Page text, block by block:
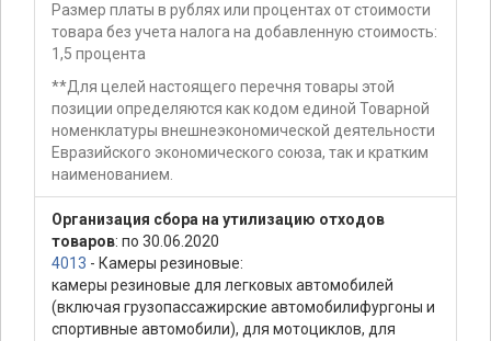
Размер платы в рублях или процентах от стоимости
товара без учета налога на добавленную стоимость:
1,5 процента
**Для целей настоящего перечня товары этой
позиции определяются как кодом единой Товарной
номенклатуры внешнеэкономической деятельности
Евразийского экономического союза, так и кратким
наименованием.
Организация сбора на утилизацию отходов
товаров: по 30.06.2020
4013 - Камеры резиновые:
камеры резиновые для легковых автомобилей
(включая грузопассажирские автомобилифургоны и
спортивные автомобили), для мотоциклов, для